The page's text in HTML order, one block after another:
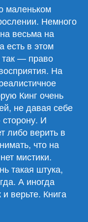
мистера
маленьком
Немного
весьма на
есть в этом
так — право
На
Кинг очень
не давая себе
И
либо верить в
что на
мистики.
такая штука,
А иногда
верьте. Книга